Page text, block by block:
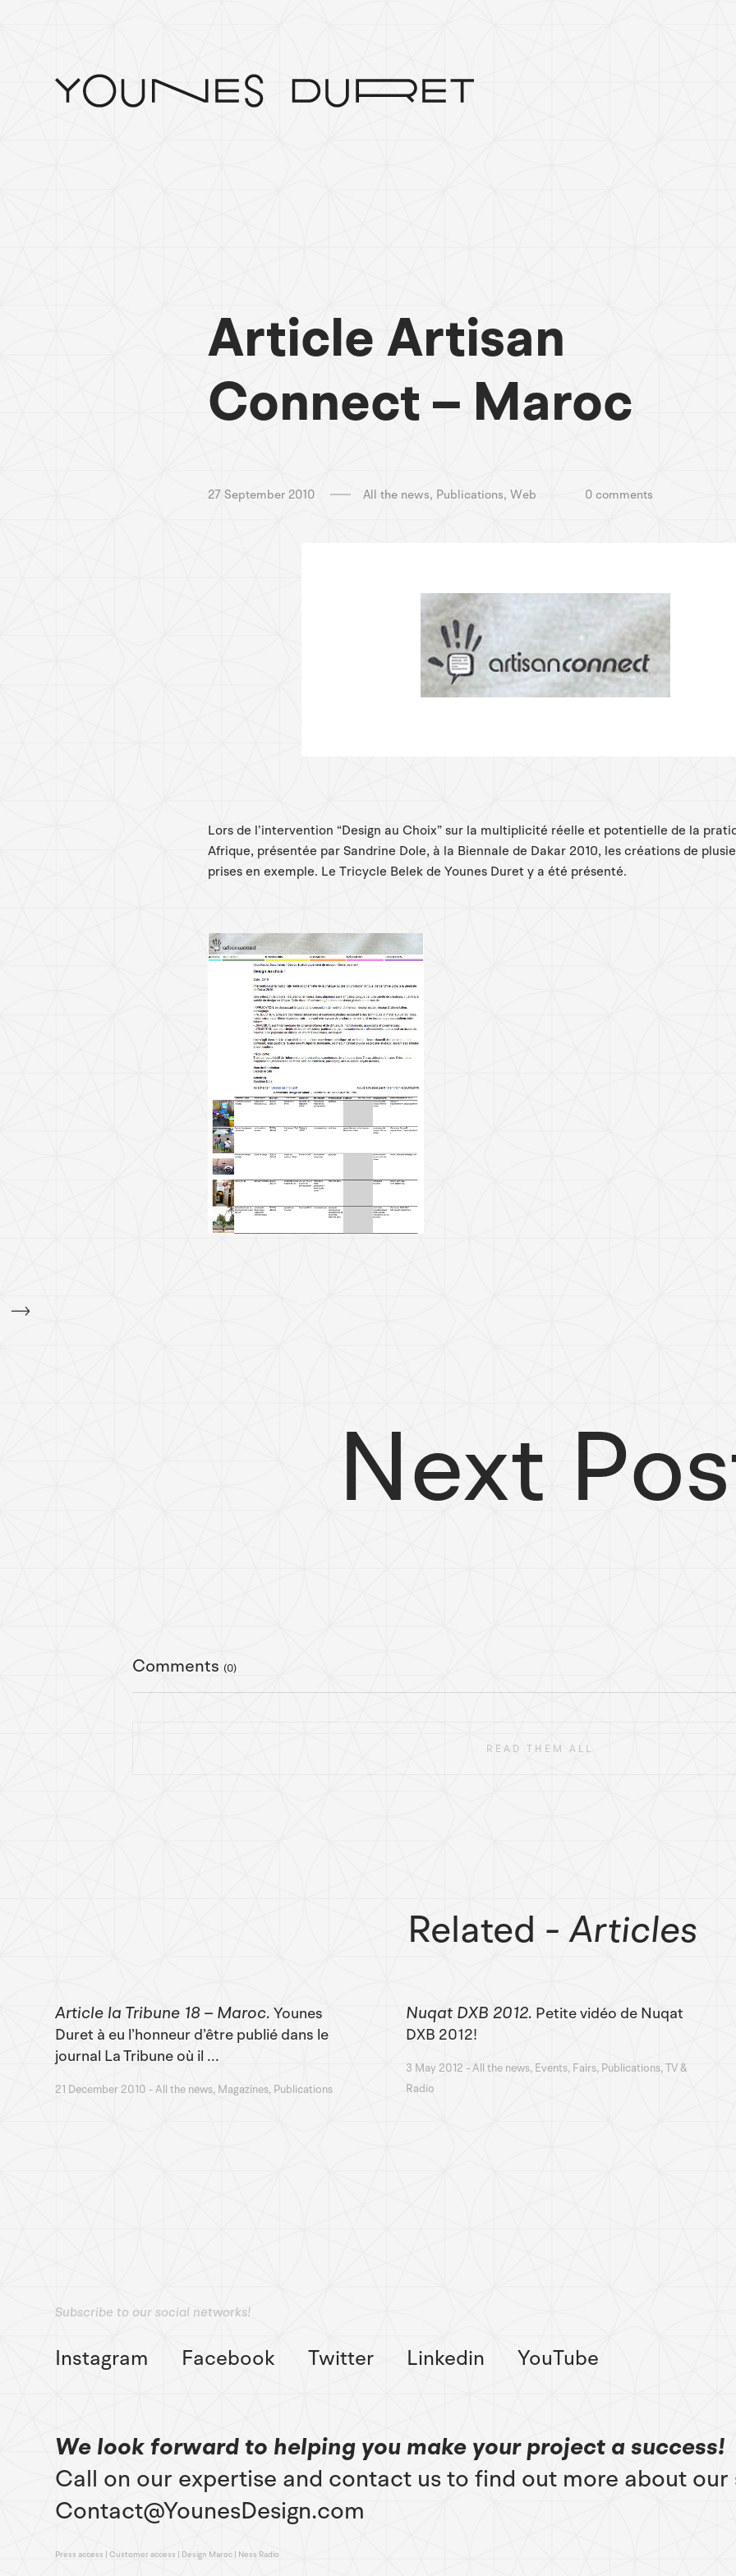
Article Artisan
Connect – Maroc
27 September 2010 All the news, Publications,Web 0 comments
Lors de l’intervention “Design au Choix” sur la multiplicité réelle et potentielle de la
Afrique, présentée par Sandrine Dole, à la Biennale de Dakar 2010, les créations de
prises en exemple. Le Tricycle Belek de Younes Duret y a été présenté.
Next
Comments (0)
READ THEM ALL
Related - Articles
Article la Tribune 18 – Maroc Younes
Duret à eu l’honneur d’être publié dans le
journal La Tribune où il ...
21 December 2010 All the news, Magazines, Publications
Nuqat DXB 2012 Petite vidéo de Nuqat
DXB 2012!
3 May 2012
All the news, Events, Fairs, Publications, TV &
Radio
Subscribe to our social networks!
Instagram Facebook Twitter Linkedin YouTube
We look forward to helping you make your project a success!
Call on our expertise and contact us to find out more about our
Contact@YounesDesign.com
Press access |Customer access | Design Maroc | Ness Radio